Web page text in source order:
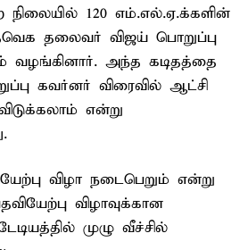
120 எம்.எல்.ஏ.க்களின்
தலைவர் விஜய் பொறுப்பு
வழங்கினார். அந்த கடிதத்தை
கவர்னர் விரைவில் ஆட்சி
என்று
விழா நடைபெறும் என்று
விழாவுக்கான
முழு வீச்சில்